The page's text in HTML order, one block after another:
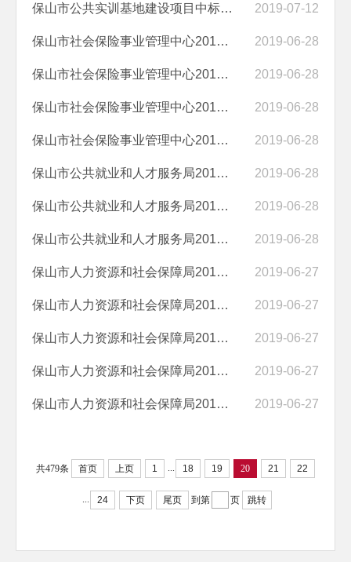
保山市公共实训基地建设项目中标公示 2019-07-12
保山市社会保险事业管理中心2018年度项目绩效自评报告（社会化服务人员... 2019-06-28
保山市社会保险事业管理中心2018年度项目绩效自评报告（社会保险系统维... 2019-06-28
保山市社会保险事业管理中心2018年度项目绩效自评报告（企业退休人员慰... 2019-06-28
保山市社会保险事业管理中心2018年度项目绩效自评报告（个人权益记录单... 2019-06-28
保山市公共就业和人才服务局2018年度项目绩效自评报告（小额担保贷款及... 2019-06-28
保山市公共就业和人才服务局2018年度项目绩效自评报告（失业及公共就业... 2019-06-28
保山市公共就业和人才服务局2018年度项目绩效自评报告（省对下专项保障... 2019-06-28
保山市人力资源和社会保障局2018年度项目绩效自评报告（劳动人事争议仲... 2019-06-27
保山市人力资源和社会保障局2018年度项目绩效自评报告（金保工程信息系... 2019-06-27
保山市人力资源和社会保障局2018年度项目绩效自评报告（企业军转干部体... 2019-06-27
保山市人力资源和社会保障局2018年度项目绩效自评报告（公务员初任、事... 2019-06-27
保山市人力资源和社会保障局2018年度项目绩效自评报告（公务员及事业单... 2019-06-27
共479条 首页 上页 1 ... 18 19 20 21 22
... 24 下页 尾页 到第 页 跳转